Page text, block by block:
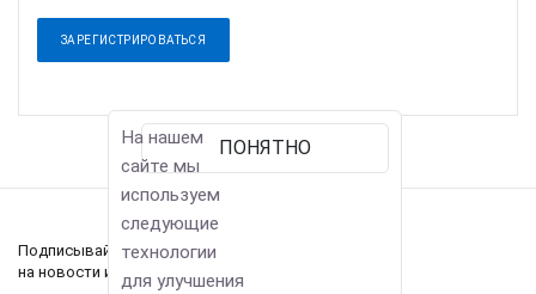
ЗАРЕГИСТРИРОВАТЬСЯ
Подписывайтесь
на новости и акции
ПОНЯТНО
На нашем
сайте мы
используем
следующие
технологии
для улучшения